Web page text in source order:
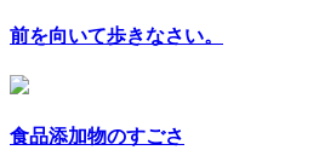
前を向いて歩きなさい。
食品添加物のすごさ